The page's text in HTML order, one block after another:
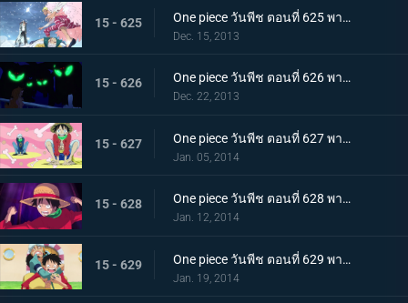
15 - 625 One piece วันพีช ตอนที่ 625 พากย์ไทย ตึงเครียด! อาโอคิยิ ปะทะ โดฟลามิงโก้
Dec. 15, 2013
15 - 626 One piece วันพีช ตอนที่ 626 พากย์ไทย ซีซาร์หายตัวไป! พันธมิตรโจรสลัดจู่โจม
Dec. 22, 2013
15 - 627 One piece วันพีช ตอนที่ 627 พากย์ไทย ลูฟี่ตายในทะเล!? พันธมิตรโจรสลัดแตกหัก
Jan. 05, 2014
15 - 628 One piece วันพีช ตอนที่ 628 พากย์ไทย การพลิกกลับครั้งใหญ่! ลูฟี่ระเบิดหมัดแห่งความโกรธ!!!
Jan. 12, 2014
15 - 629 One piece วันพีช ตอนที่ 629 พากย์ไทย ตะลึง! ข่าวใหญ่ที่สั่นสะเทือนนิวเวิลด์
Jan. 19, 2014